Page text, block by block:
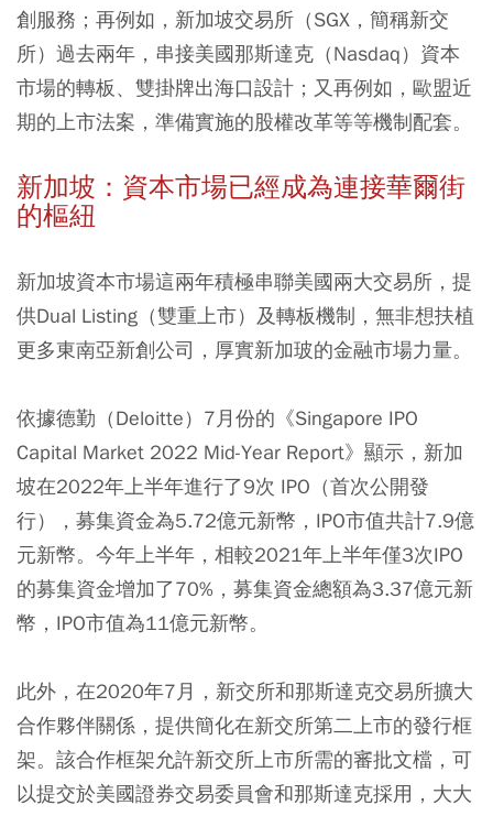
創服務；再例如，新加坡交易所（SGX，簡稱新交
所）過去兩年，串接美國那斯達克（Nasdaq）資本
市場的轉板、雙掛牌出海口設計；又再例如，歐盟近
期的上市法案，準備實施的股權改革等等機制配套。
新加坡：資本市場已經成為連接華爾街
的樞紐
新加坡資本市場這兩年積極串聯美國兩大交易所，提
供Dual Listing（雙重上市）及轉板機制，無非想扶植
更多東南亞新創公司，厚實新加玻的金融市場力量。
依據德勤（Deloitte）7月份的《Singapore IPO
Capital Market 2022 Mid-Year Report》顯示，新加
坡在2022年上半年進行了9次 IPO（首次公開發
行），募集資金為5.72億元新幣，IPO市值共計7.9億
元新幣。今年上半年，相較2021年上半年僅3次IPO
的募集資金增加了70%，募集資金總額為3.37億元新
幣，IPO市值為11億元新幣。
此外，在2020年7月，新交所和那斯達克交易所擴大
合作夥伴關係，提供簡化在新交所第二上市的發行框
架。該合作框架允許新交所上市所需的審批文檔，可
以提交於美國證券交易委員會和那斯達克採用，大大